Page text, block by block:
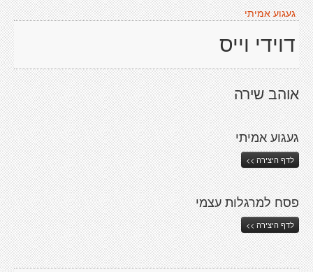
געגוע אמיתי
דוידי וייס
אוהב שירה
געגוע אמיתי
לדף היצירה >>
פסח למרגלות עצמי
לדף היצירה >>